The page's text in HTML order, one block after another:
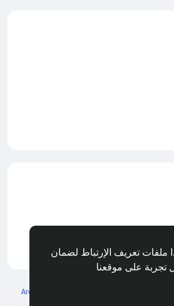
ملفات تعريف الإرتباط لضمان
على موقعنا
Arabic